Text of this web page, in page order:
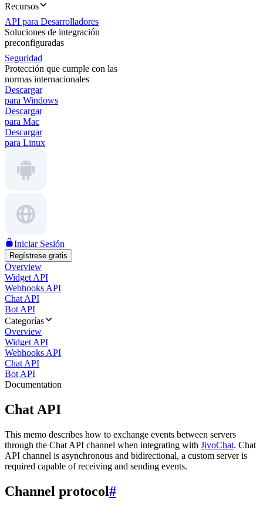
Recursos
API para Desarrolladores
Soluciones de integración
preconfiguradas
Seguridad
Protección que cumple con las
normas internacionales
Descargar
para Windows
Descargar
para Mac
Descargar
para Linux
Iniciar Sesión
Regístrese gratis
Overview
Widget API
Webhooks API
Chat API
Bot API
Categorías
Overview
Widget API
Webhooks API
Chat API
Bot API
Documentation
Chat API
This memo describes how to exchange events between servers
through the Chat API channel when integrating with JivoChat. Chat
API channel is asynchronous and bidirectional, a custom server is
required capable of receiving and sending events.
Channel protocol#